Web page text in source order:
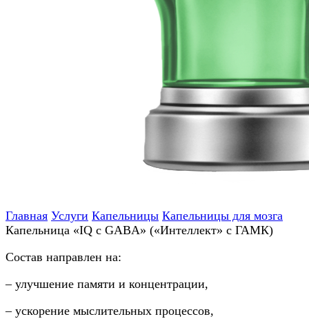
Главная Услуги Капельницы Капельницы для мозга
Капельница «IQ с GABA» («Интеллект» с ГАМК)
Состав направлен на:
– улучшение памяти и концентрации,
– ускорение мыслительных процессов,